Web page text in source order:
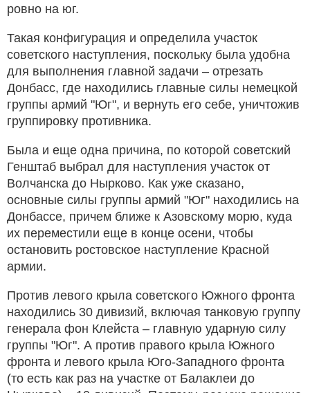
ровно на юг.
Такая конфигурация и определила участок
советского наступления, поскольку была удобна
для выполнения главной задачи – отрезать
Донбасс, где находились главные силы немецкой
группы армий "Юг", и вернуть его себе, уничтожив
группировку противника.
Была и еще одна причина, по которой советский
Генштаб выбрал для наступления участок от
Волчанска до Нырково. Как уже сказано,
основные силы группы армий "Юг" находились на
Донбассе, причем ближе к Азовскому морю, куда
их переместили еще в конце осени, чтобы
остановить ростовское наступление Красной
армии.
Против левого крыла советского Южного фронта
находились 30 дивизий, включая танковую группу
генерала фон Клейста – главную ударную силу
группы "Юг". А против правого крыла Южного
фронта и левого крыла Юго-Западного фронта
(то есть как раз на участке от Балаклеи до